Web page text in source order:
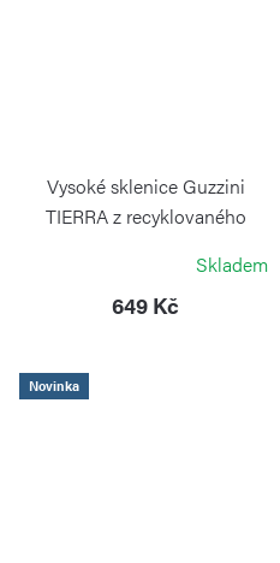
Vysoké sklenice Guzzini
TIERRA z recyklovaného
Skladem
649 Kč
Novinka